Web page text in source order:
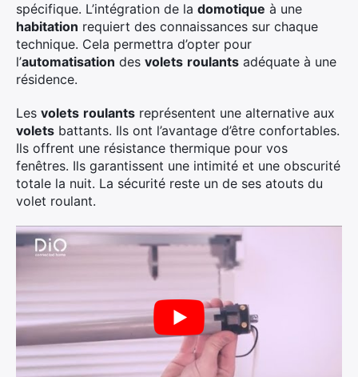
spécifique. L’intégration de la domotique à une
habitation requiert des connaissances sur chaque
technique. Cela permettra d’opter pour
l’automatisation des volets roulants adéquate à une
résidence.
Les volets roulants représentent une alternative aux
volets battants. Ils ont l’avantage d’être confortables.
Ils offrent une résistance thermique pour vos
fenêtres. Ils garantissent une intimité et une obscurité
totale la nuit. La sécurité reste un de ses atouts du
volet roulant.